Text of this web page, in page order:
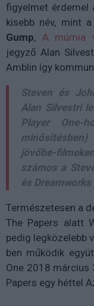
figyelmet érdemel
kisebb név, mint
Gump, A múmia
jegyző Alan
Amblin így
Steven és
Alan Silvestri
Player One-
jövőbe-
számos a
és
Természetesen a
The Papers alatt
pedig legközelebb
ben működik
One 2018 március
Papers egy héttel